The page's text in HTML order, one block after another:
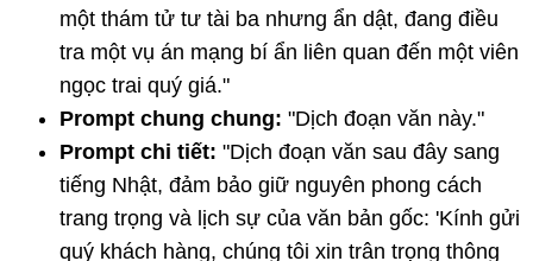
một thám tử tư tài ba nhưng ẩn dật, đang điều
tra một vụ án mạng bí ẩn liên quan đến một viên
ngọc trai quý giá."
Prompt chung chung: "Dịch đoạn văn này."
Prompt chi tiết: "Dịch đoạn văn sau đây sang
tiếng Nhật, đảm bảo giữ nguyên phong cách
trang trọng và lịch sự của văn bản gốc: 'Kính gửi
quý khách hàng, chúng tôi xin trân trọng thông